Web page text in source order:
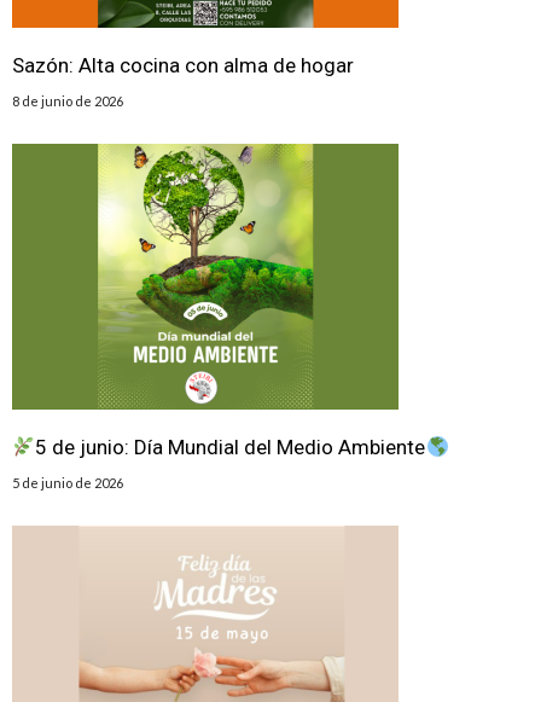
Sazón: Alta cocina con alma de hogar
8 de junio de 2026
5 de junio: Día Mundial del Medio Ambiente
5 de junio de 2026